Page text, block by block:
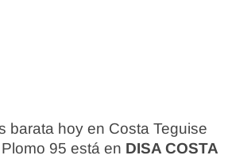
barata hoy en Costa Teguise
95 está en DISA COSTA